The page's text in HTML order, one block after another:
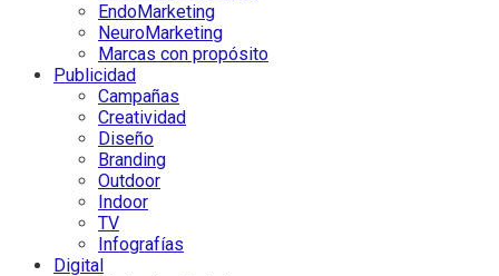
EndoMarketing
NeuroMarketing
Marcas con propósito
Publicidad
Campañas
Creatividad
Diseño
Branding
Outdoor
Indoor
TV
Infografías
Digital